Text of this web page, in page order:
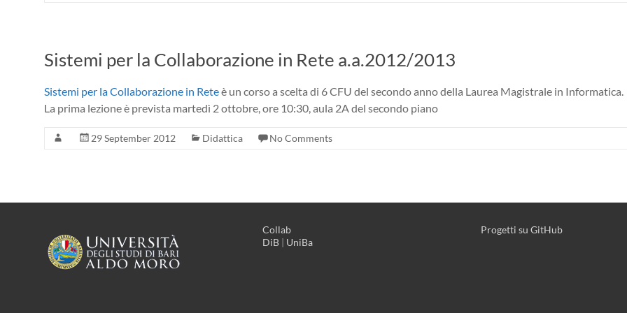
Sistemi per la Collaborazione in Rete a.a.2012/2013
Sistemi per la Collaborazione in Reteè un corso a scelta di 6 CFU del secondo anno della Laurea Magistrale in Informatica.
La prima lezione è prevista martedì 2 ottobre, ore 10:30, aula 2A del secondo piano
29 September 2012 Didattica No Comments
Collab
DiB | UniBa
Progetti su GitHub